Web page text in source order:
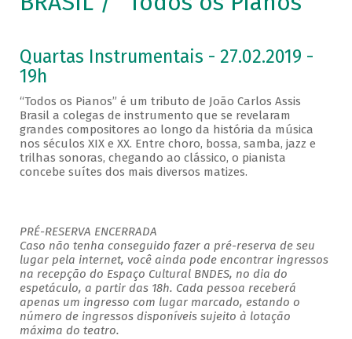
Quartas Instrumentais - 27.02.2019 -
19h
“Todos os Pianos” é um tributo de João Carlos Assis
Brasil a colegas de instrumento que se revelaram
grandes compositores ao longo da história da música
nos séculos XIX e XX. Entre choro, bossa, samba, jazz e
trilhas sonoras, chegando ao clássico, o pianista
concebe suítes dos mais diversos matizes.
PRÉ-RESERVA ENCERRADA
Caso não tenha conseguido fazer a pré-reserva de seu
lugar pela internet, você ainda pode encontrar ingressos
na recepção do Espaço Cultural BNDES, no dia do
espetáculo, a partir das 18h. Cada pessoa receberá
apenas um ingresso com lugar marcado, estando o
número de ingressos disponíveis sujeito à lotação
máxima do teatro.